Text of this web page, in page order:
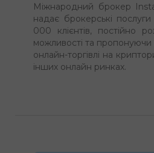
Міжнародний брокер
надає брокерські
000 клієнтів, постійно
можливості та пропонуючи
онлайн-торгівлі на
інших онлайн ринках.